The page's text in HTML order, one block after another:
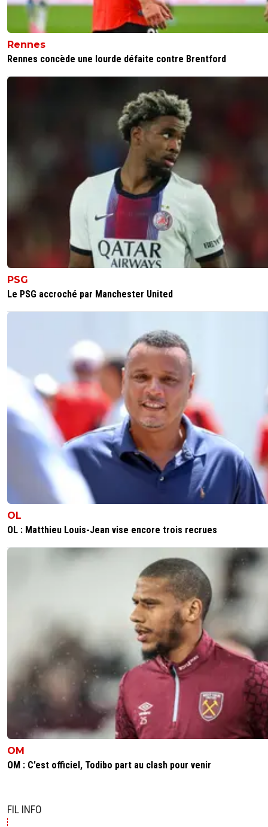
Rennes
Rennes concède une lourde défaite contre Brentford
PSG
Le PSG accroché par Manchester United
OL
OL : Matthieu Louis-Jean vise encore trois recrues
OM
OM : C’est officiel, Todibo part au clash pour venir
FIL INFO